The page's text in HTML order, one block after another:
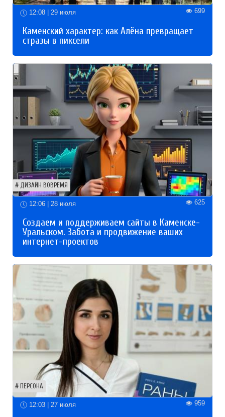
12:08 | 29 июля 699
Каменский характер: как Алёна превращает
стразы в пиксели
ДИЗАЙН ВОВРЕМЯ
12:06 | 28 июля 625
Создаем и поддерживаем сайты в Каменске-
Уральском. Забота и продвижение ваших
интернет-проектов
ПЕРСОНА
12:03 | 27 июля 959